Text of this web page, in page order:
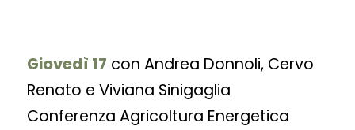
Giovedì 17 con Andrea Donnoli, Cervo
Renato e Viviana Sinigaglia
Conferenza Agricoltura Energetica